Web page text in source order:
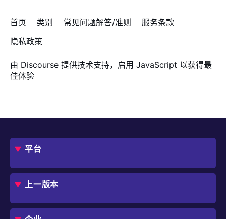
首页 类别 常见问题解答/准则
服务条款
隐私政策
由 Discourse 提供技术支持，启用 JavaScript 以获得最
佳体验
平台
概述
框架
Studio
评估指南
Jmix 适合我的项目吗？
上一版本
CUBA 平台